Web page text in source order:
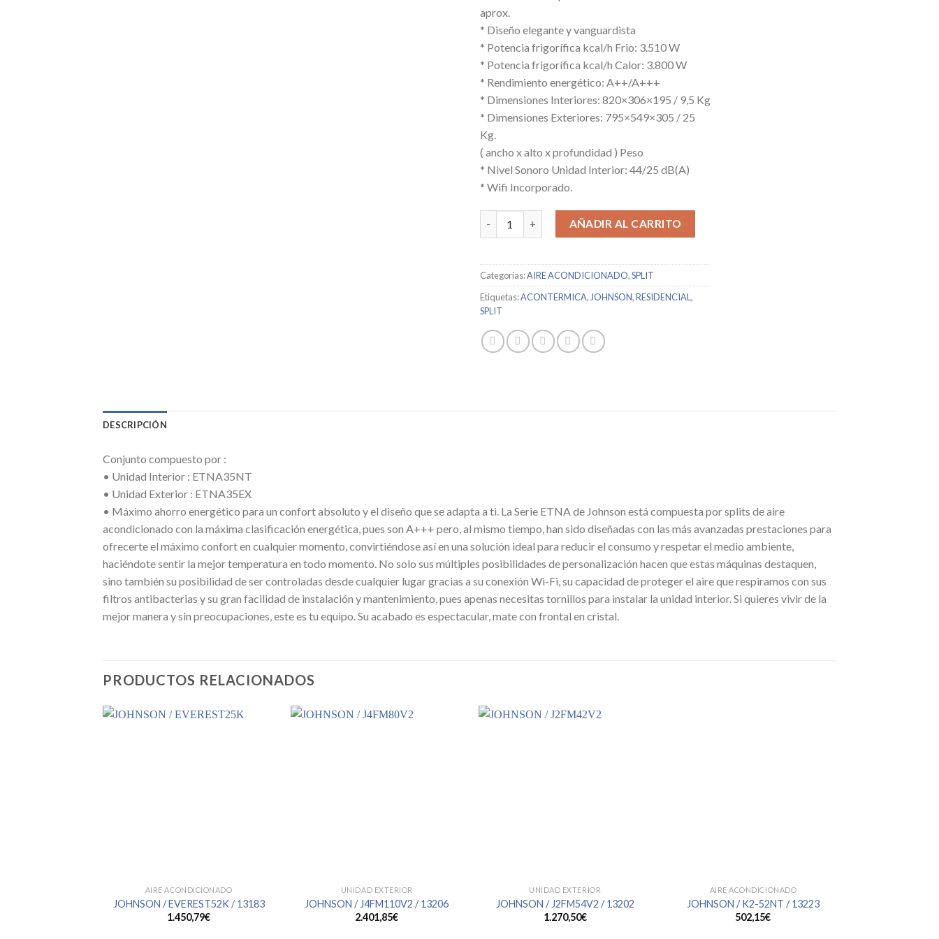
aprox.
* Diseño elegante y vanguardista
* Potencia frigorífica kcal/h Frio: 3.510 W
* Potencia frigorífica kcal/h Calor: 3.800 W
* Rendimiento energético: A++/A+++
* Dimensiones Interiores: 820×306×195 / 9,5 Kg
* Dimensiones Exteriores: 795×549×305 / 25
Kg.
( ancho x alto x profundidad ) Peso
* Nivel Sonoro Unidad Interior: 44/25 dB(A)
* Wifi Incorporado.
JOHNSON / ETNA35K / 13172 cantidad
AÑADIR AL CARRITO
Categorías:AIRE ACONDICIONADO,SPLIT
Etiquetas:ACONTERMICA, JOHNSON,RESIDENCIAL ,
SPLIT
DESCRIPCIÓN
Conjunto compuesto por :
• Unidad Interior : ETNA35NT
• Unidad Exterior : ETNA35EX
• Máximo ahorro energético para un confort absoluto y el diseño que se adapta a ti. La Serie ETNA de Johnson está compuesta por splits de aire
acondicionado con la máxima clasificación energética, pues son A+++ pero, al mismo tiempo, han sido diseñadas con las más avanzadas prestaciones para
ofrecerte el máximo confort en cualquier momento, convirtiéndose así en una solución ideal para reducir el consumo y respetar el medio ambiente,
haciéndote sentir la mejor temperatura en todo momento. No solo sus múltiples posibilidades de personalización hacen que estas máquinas destaquen,
sino también su posibilidad de ser controladas desde cualquier lugar gracias a su conexión Wi-Fi, su capacidad de proteger el aire que respiramos con sus
filtros antibacterias y su gran facilidad de instalación y mantenimiento, pues apenas necesitas tornillos para instalar la unidad interior. Si quieres vivir de la
mejor manera y sin preocupaciones, este es tu equipo. Su acabado es espectacular, mate con frontal en cristal.
PRODUCTOS RELACIONADOS
AIRE ACONDICIONADO
JOHNSON / EVEREST52K / 13183
1.450,79€
UNIDAD EXTERIOR
JOHNSON / J4FM110V2 / 13206
2.401,85€
UNIDAD EXTERIOR
JOHNSON / J2FM54V2 / 13202
1.270,50€
AIRE ACONDICIONADO
JOHNSON / K2-52NT / 13223
502,15€